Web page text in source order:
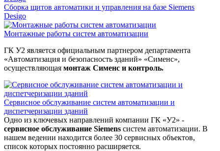
Сборка щитов автоматики и управления на базе Siemens
Desigo
Монтажные работы систем автоматизации
ГК У2 является официальным партнером департамента
«Автоматизация и безопасность зданий» «Сименс»,
осуществляющая монтаж Сименс и контроль.
Сервисное обслуживание систем автоматизации и
диспетчеризации зданий
Одно из ключевых направлений компании ГК «У2» -
сервисное обслуживание Siemens систем автоматизации. В
нашем ведении находится более 30 сервисных объектов,
список которых постоянно расширяется.